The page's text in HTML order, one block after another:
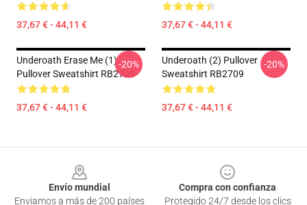
37,67 € - 44,11 € 37,67 € - 44,11 €
Underoath Erase Me (1)
Pullover Sweatshirt RB2709
37,67 € - 44,11 €
-20%
Underoath (2) Pullover
Sweatshirt RB2709
37,67 € - 44,11 €
-20%
Envío mundial
Enviamos a más de 200 países
Compra con confianza
Protegido 24/7 desde los clics